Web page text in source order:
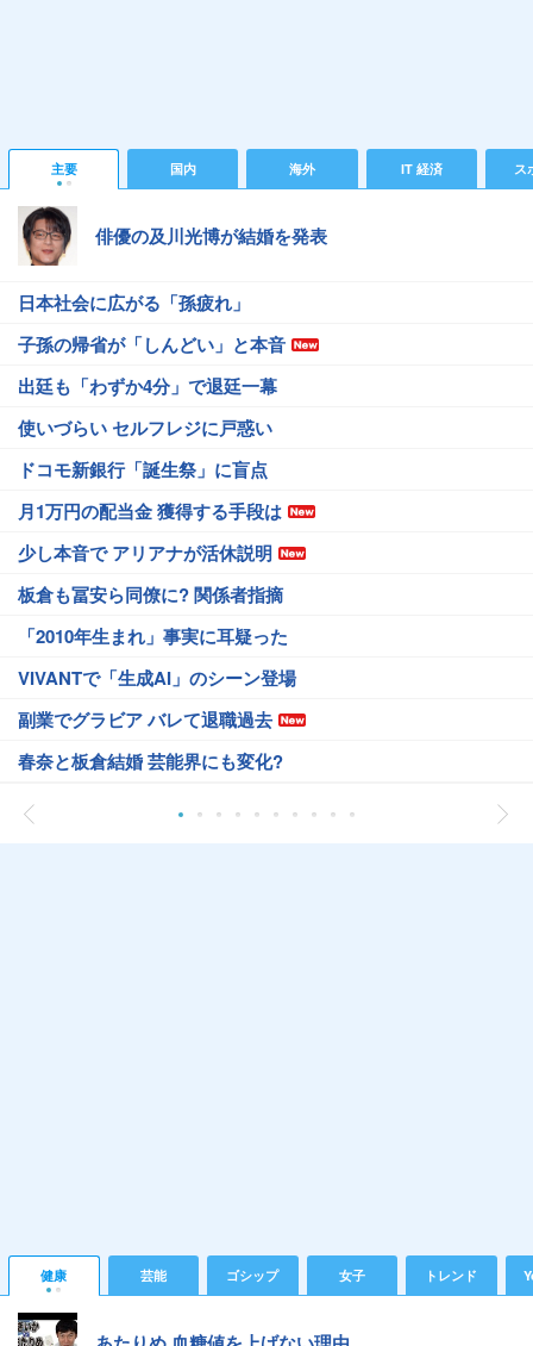
主要 国内 海外 IT 経済 ス
俳優の及川光博が結婚を発表
日本社会に広がる「孫疲れ」
子孫の帰省が「しんどい」と本音
出廷も「わずか4分」で退廷一幕
使いづらい セルフレジに戸惑い
ドコモ新銀行「誕生祭」に盲点
月1万円の配当金 獲得する手段は
少し本音で アリアナが活休説明
板倉も冨安ら同僚に? 関係者指摘
「2010年生まれ」事実に耳疑った
VIVANTで「生成AI」のシーン登場
副業でグラビア バレて退職過去
春奈と板倉結婚 芸能界にも変化?
健康 芸能 ゴシップ 女子 トレンド